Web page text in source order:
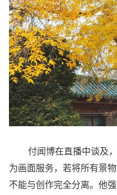
付闻博在直播中谈及
为画面服务，若将所有景
不能与创作完全分离。他